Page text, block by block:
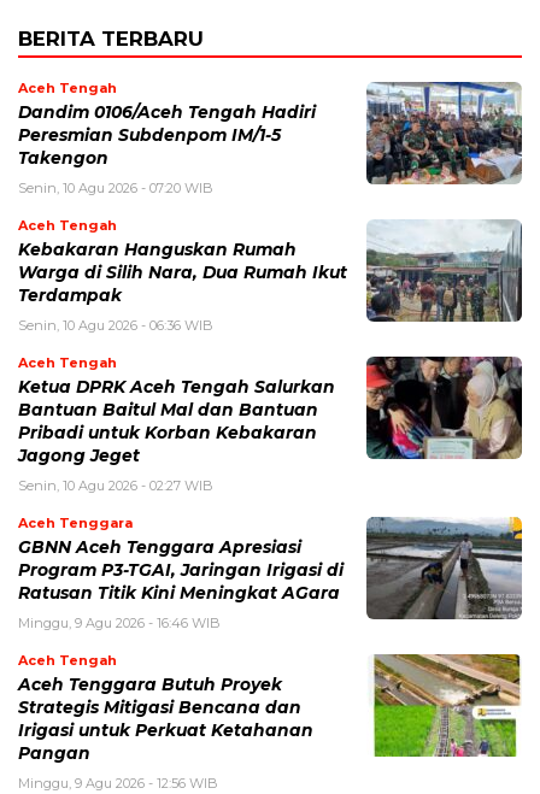
BERITA TERBARU
Aceh Tengah
Dandim 0106/Aceh Tengah Hadiri
Peresmian Subdenpom IM/1-5
Takengon
Senin, 10 Agu 2026 - 07:20 WIB
Aceh Tengah
‎Kebakaran Hanguskan Rumah
Warga di Silih Nara, Dua Rumah Ikut
Terdampak
Senin, 10 Agu 2026 - 06:36 WIB
Aceh Tengah
‎Ketua DPRK Aceh Tengah Salurkan
Bantuan Baitul Mal dan Bantuan
Pribadi untuk Korban Kebakaran
Jagong Jeget
Senin, 10 Agu 2026 - 02:27 WIB
Aceh Tenggara
GBNN Aceh Tenggara Apresiasi
Program P3-TGAI, Jaringan Irigasi di
Ratusan Titik Kini Meningkat AGara
Minggu, 9 Agu 2026 - 16:46 WIB
Aceh Tengah
Aceh Tenggara Butuh Proyek
Strategis Mitigasi Bencana dan
Irigasi untuk Perkuat Ketahanan
Pangan
Minggu, 9 Agu 2026 - 12:56 WIB